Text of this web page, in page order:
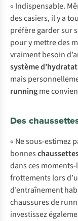
« Indispensable.
des casiers, il y a
préfère garder sur
pour y mettre des
vraiment besoin
système
mais
runningme
Des
« Ne sous-estimez
bonnes
dans ces
frottements lors
d’entraînement
chaussures de
investissez